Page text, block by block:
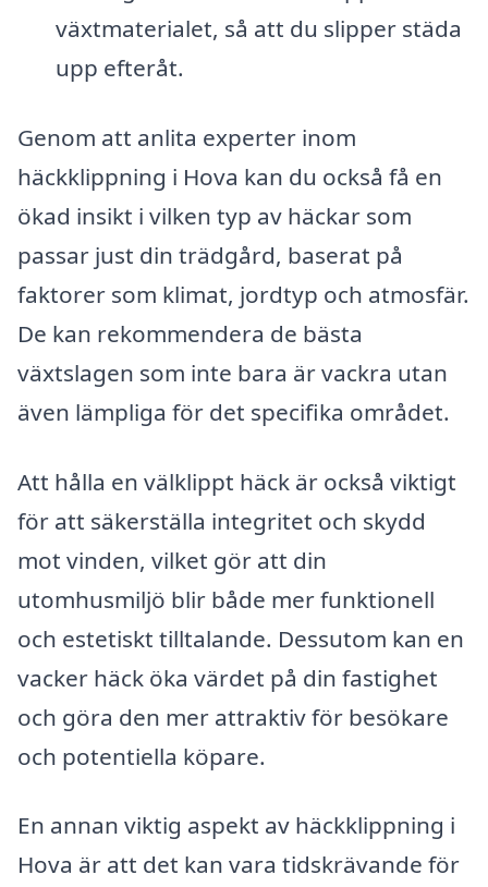
växtmaterialet, så att du slipper städa
upp efteråt.
Genom att anlita experter inom
häckklippning i Hova kan du också få en
ökad insikt i vilken typ av häckar som
passar just din trädgård, baserat på
faktorer som klimat, jordtyp och atmosfär.
De kan rekommendera de bästa
växtslagen som inte bara är vackra utan
även lämpliga för det specifika området.
Att hålla en välklippt häck är också viktigt
för att säkerställa integritet och skydd
mot vinden, vilket gör att din
utomhusmiljö blir både mer funktionell
och estetiskt tilltalande. Dessutom kan en
vacker häck öka värdet på din fastighet
och göra den mer attraktiv för besökare
och potentiella köpare.
En annan viktig aspekt av häckklippning i
Hova är att det kan vara tidskrävande för